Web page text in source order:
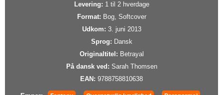
Levering: 1 til 2 hverdage
Format: Bog, Softcover
Udkom: 3. juni 2013
Sprog: Dansk
Originaltitel: Betrayal
På dansk ved: Sarah Thomsen
EAN: 9788758810638